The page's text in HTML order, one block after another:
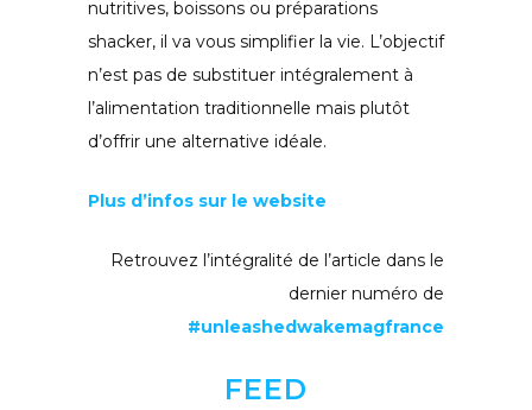
nutritives, boissons ou préparations
shacker, il va vous simplifier la vie. L’objectif
n’est pas de substituer intégralement à
l’alimentation traditionnelle mais plutôt
d’offrir une alternative idéale.
Plus d’infos sur le website
Retrouvez l’intégralité de l’article dans le
dernier numéro de
#unleashedwakemagfrance
FEED